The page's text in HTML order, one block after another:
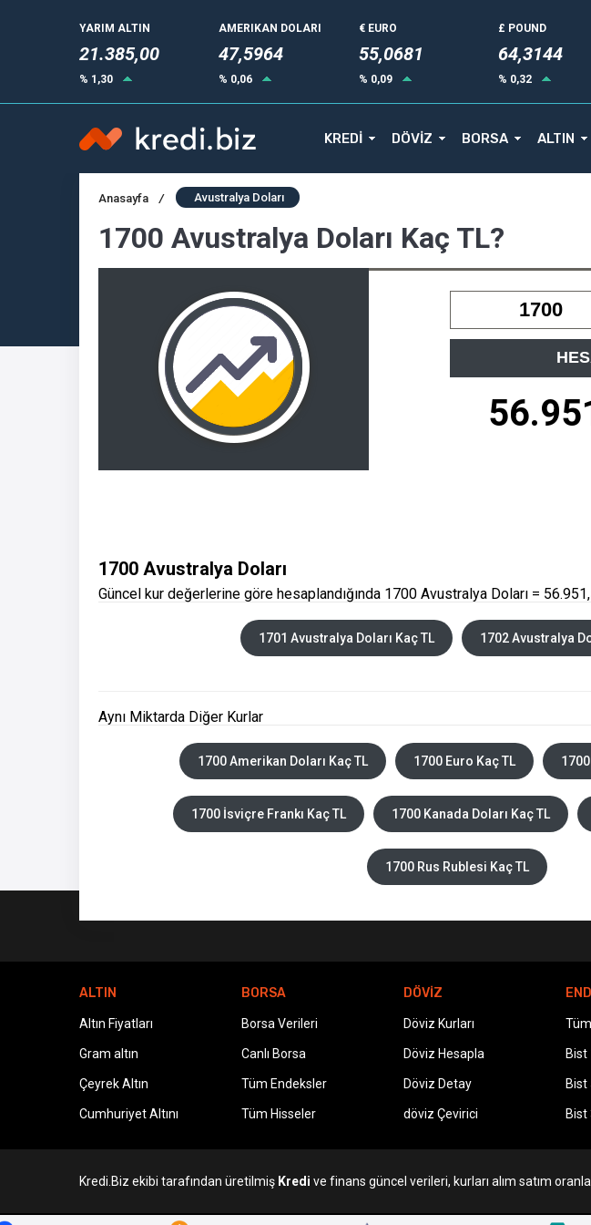
YARIM ALTIN
21.385,00
% 1,30
AMERIKAN DOLARI
47,5964
% 0,06
€ EURO
55,0684
% 0,09
£ POUND
64,3144
% 0,32
KREDİ DÖVİZ BORSA ALTIN
Anasayfa / Avustralya Doları
1700 Avustralya Doları Kaç TL?
1700 Avustralya Doları
Güncel kur değerlerine göre hesaplandığında 1700 Avustralya Doları =
1701 Avustralya Doları Kaç TL 1702 Avustralya
Aynı Miktarda Diğer Kurlar
1700 Amerikan Doları Kaç TL 1700 Euro Kaç TL
1700 İsviçre Frankı Kaç TL 1700 Kanada Doları Kaç TL
1700 Rus Rublesi Kaç TL
ALTIN
Altın Fiyatları
Gram altın
Çeyrek Altın
Cumhuriyet Altını
BORSA
Borsa Verileri
Canlı Borsa
Tüm Endeksler
Tüm Hisseler
DÖVİZ
Döviz Kurları
Döviz Hesapla
Döviz Detay
döviz Çevirici
Bist
Bist
Bist
Kredi.Biz ekibi tarafından üretilmiş Kredi ve finans güncel verileri, kurları alım satım